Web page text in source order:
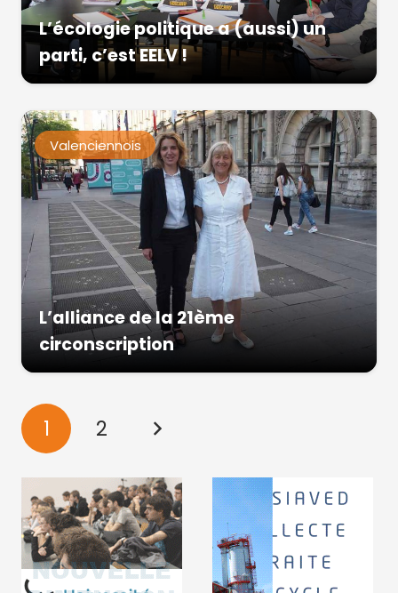
L’écologie politique a (aussi) un
parti, c’est EELV !
Valenciennois
L’alliance de la 21ème
circonscription
1 2